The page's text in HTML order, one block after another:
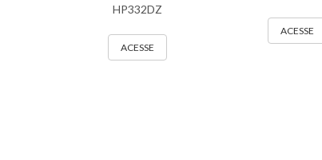
HP332DZ
ACESSE
ACESSE